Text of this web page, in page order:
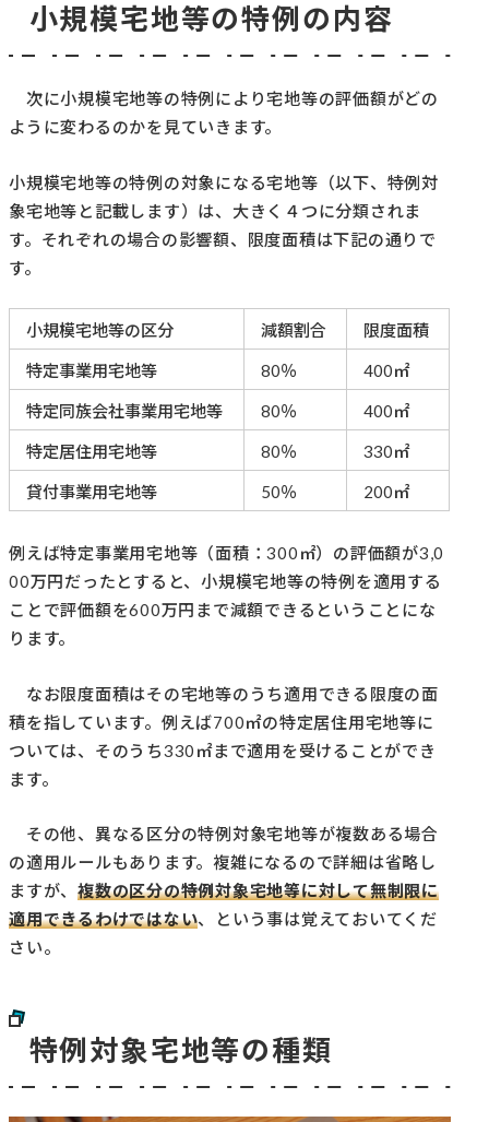
小規模宅地等の特例の内容
次に小規模宅地等の特例により宅地等の評価額がどの
ように変わるのかを見ていきます。
小規模宅地等の特例の対象になる宅地等（以下、特例対
象宅地等と記載します）は、大きく４つに分類されま
す。それぞれの場合の影響額、限度面積は下記の通りで
す。
小規模宅地等の区分 減額割合 限度面積
特定事業用宅地等 80％ 400㎡
特定同族会社事業用宅地等 80％ 400㎡
特定居住用宅地等 80％ 330㎡
貸付事業用宅地等 50％ 200㎡
例えば特定事業用宅地等（面積：300㎡）の評価額が3,0
00万円だったとすると、小規模宅地等の特例を適用する
ことで評価額を600万円まで減額できるということにな
ります。
なお限度面積はその宅地等のうち適用できる限度の面
積を指しています。例えば700㎡の特定居住用宅地等に
ついては、そのうち330㎡まで適用を受けることができ
ます。
その他、異なる区分の特例対象宅地等が複数ある場合
の適用ルールもあります。複雑になるので詳細は省略し
ますが、複数の区分の特例対象宅地等に対して無制限に
適用できるわけではない、という事は覚えておいてくだ
さい。
特例対象宅地等の種類